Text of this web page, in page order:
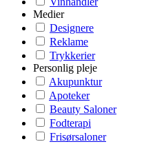
Medier
Designere
Reklame
Trykkerier
Personlig pleje
Akupunktur
Apoteker
Beauty Saloner
Fodterapi
Frisørsaloner